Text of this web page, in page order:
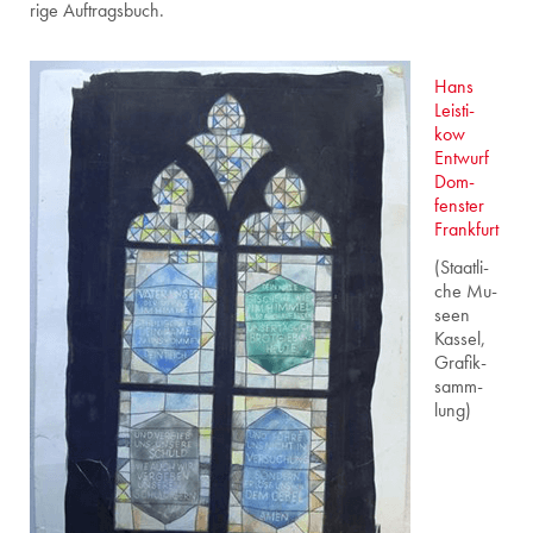
ri­ge Auf­trags­buch.
Hans
Leis­ti­
kow
Ent­wurf
Dom­
fens­ter
Frank­furt
(Staat­li­
che Mu­
se­en
Kas­sel,
Gra­fik­
samm­
lung)